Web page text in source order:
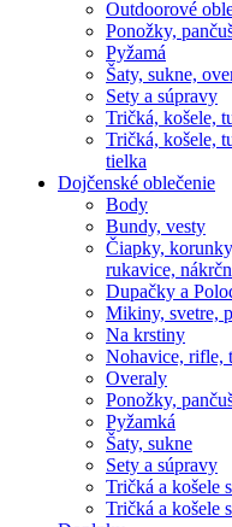
Outdoorové
Ponožky,
Pyžamá
Šaty, sukne,
Sety a súpravy
Tričká, košele,
Tričká, košele,
tielka
Dojčenské oblečenie
Body
Bundy, vesty
Čiapky,
rukavice,
Dupačky a
Mikiny, svetre,
Na krstiny
Nohavice, rifle,
Overaly
Ponožky,
Pyžamká
Šaty, sukne
Sety a súpravy
Tričká a košele
Tričká a košele